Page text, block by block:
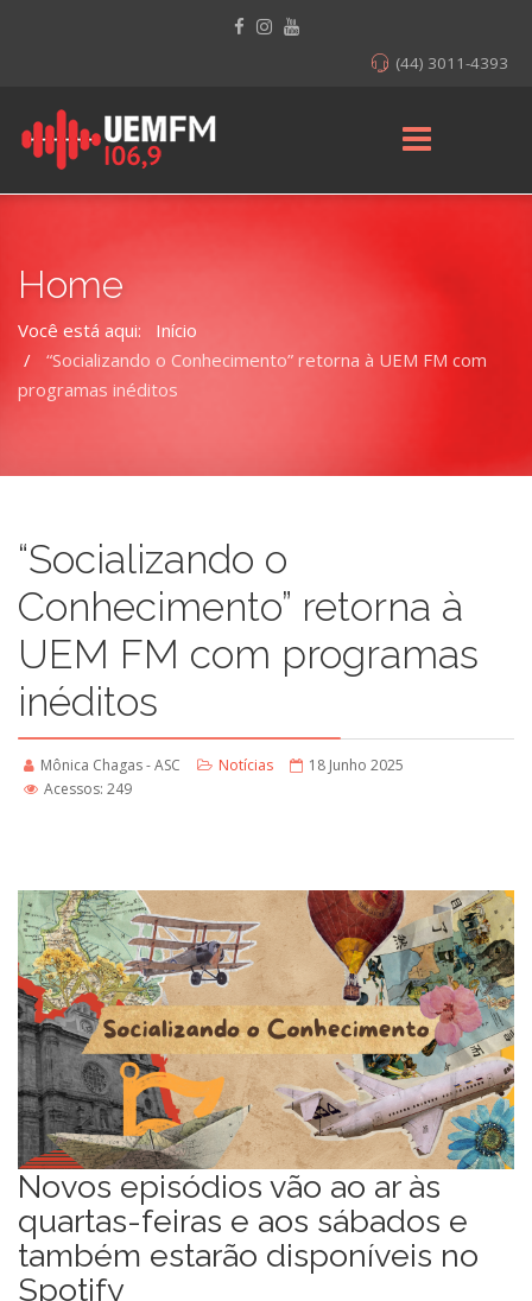
(44) 3011-4393
Home
Você está aqui:
Início
“Socializando o Conhecimento” retorna à UEM FM com
programas inéditos
“Socializando o
Conhecimento” retorna à
UEM FM com programas
inéditos
Mônica Chagas - ASC Notícias
18 Junho 2025
Acessos: 249
Novos episódios vão ao ar às
quartas-feiras e aos sábados e
também estarão disponíveis no
Spotify